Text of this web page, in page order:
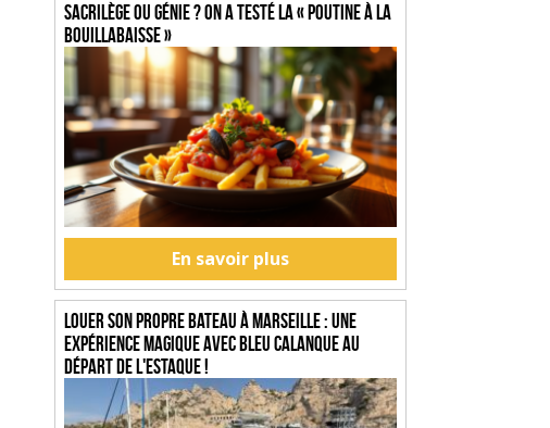
SACRILÈGE OU GÉNIE ? On a testé la « Poutine à la
Bouillabaisse »
En savoir plus
Louer son propre bateau à Marseille : une
expérience magique avec Bleu Calanque au
départ de l'Estaque !